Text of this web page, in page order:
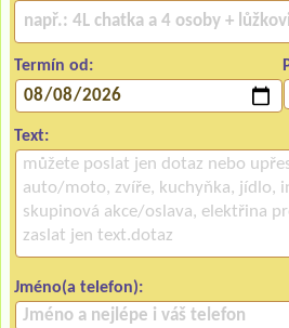
Termín od:
Text:
Jméno(a telefon):